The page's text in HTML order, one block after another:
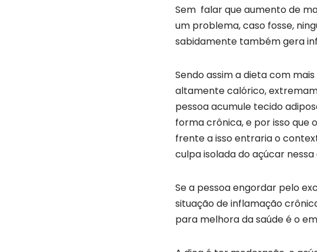
Sem falar que aumento de
um problema, caso fosse,
sabidamente também gera
Sendo assim a dieta com
altamente calórico,
pessoa acumule tecido
forma crônica, e por isso que
frente a isso entraria o
culpa isolada do açúcar nessa
Se a pessoa engordar pelo
situação de inflamação
para melhora da saúde é o